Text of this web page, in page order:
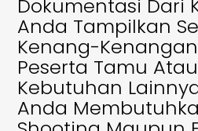
Dokumentasi Dari
Anda Tampilkan
Kenang-
Peserta Tamu
Kebutuhan
Anda